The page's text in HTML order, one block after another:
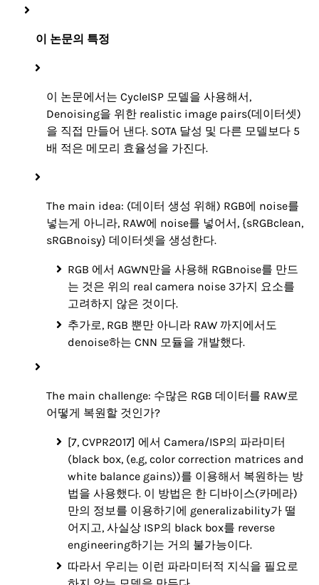
이 논문의 특정
이 논문에서는 CycleISP 모델을 사용해서,
Denoising을 위한 realistic image pairs(데이터셋)
을 직접 만들어 낸다. SOTA 달성 및 다른 모델보다 5
배 적은 메모리 효율성을 가진다.
The main idea: (데이터 생성 위해) RGB에 noise를
넣는게 아니라, RAW에 noise를 넣어서, {sRGBclean,
sRGBnoisy} 데이터셋을 생성한다.
RGB 에서 AGWN만을 사용해 RGBnoise를 만드
는 것은 위의 real camera noise 3가지 요소를
고려하지 않은 것이다.
추가로, RGB 뿐만 아니라 RAW 까지에서도
denoise하는 CNN 모듈을 개발했다.
The main challenge: 수많은 RGB 데이터를 RAW로
어떻게 복원할 것인가?
[7, CVPR2017] 에서 Camera/ISP의 파라미터
(black box, (e.g, color correction matrices and
white balance gains))를 이용해서 복원하는 방
법을 사용했다. 이 방법은 한 디바이스(카메라)
만의 정보를 이용하기에 generalizability가 떨
어지고, 사실상 ISP의 black box를 reverse
engineering하기는 거의 불가능이다.
따라서 우리는 이런 파라미터적 지식을 필요로